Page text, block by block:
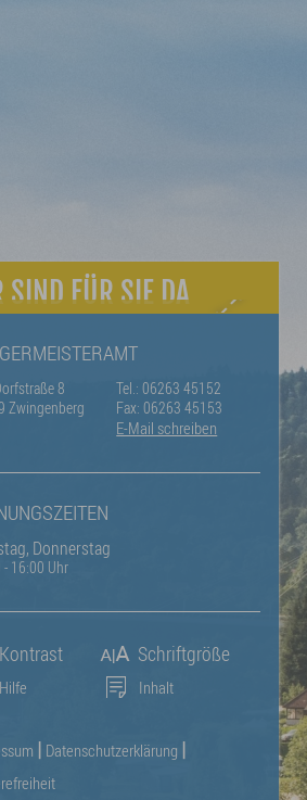
SIND FÜR SIE DA
8
Tel.: 06263 45152
Zwingenberg
Fax: 06263 45153
E-Mail schreiben
Donnerstag
- 16:00 Uhr
Kontrast Schriftgröße
Hilfe Inhalt
Datenschutzerklärung